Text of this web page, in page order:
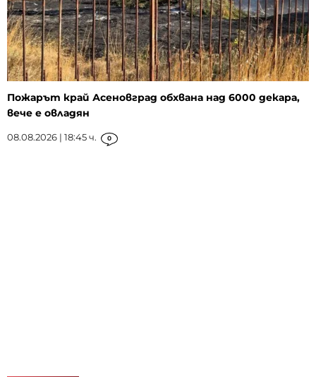
Пожарът край Асеновград обхвана над 6000 декара,
вече е овладян
08.08.2026 | 18:45 ч. 0